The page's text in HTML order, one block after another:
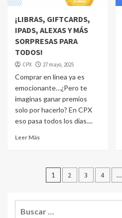
¡LIBRAS, GIFTCARDS,
IPADS, ALEXAS Y MÁS
SORPRESAS PARA
TODOS!
CPX 27 mayo, 2025
Comprar en línea ya es
emocionante…¿Pero te
imaginas ganar premios
solo por hacerlo? En CPX
eso pasa todos los días....
Leer Más
Paginación
entradas
1 2 3 4 …